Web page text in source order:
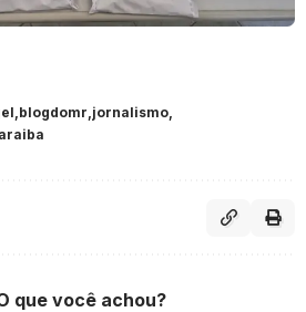
blogdomr jornalismo
que você achou?